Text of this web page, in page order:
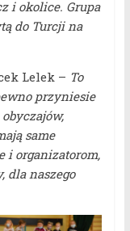
i okolice. Grupa
do Turcji na
Lelek – To
przyniesie
same
i organizatorom,
dla naszego